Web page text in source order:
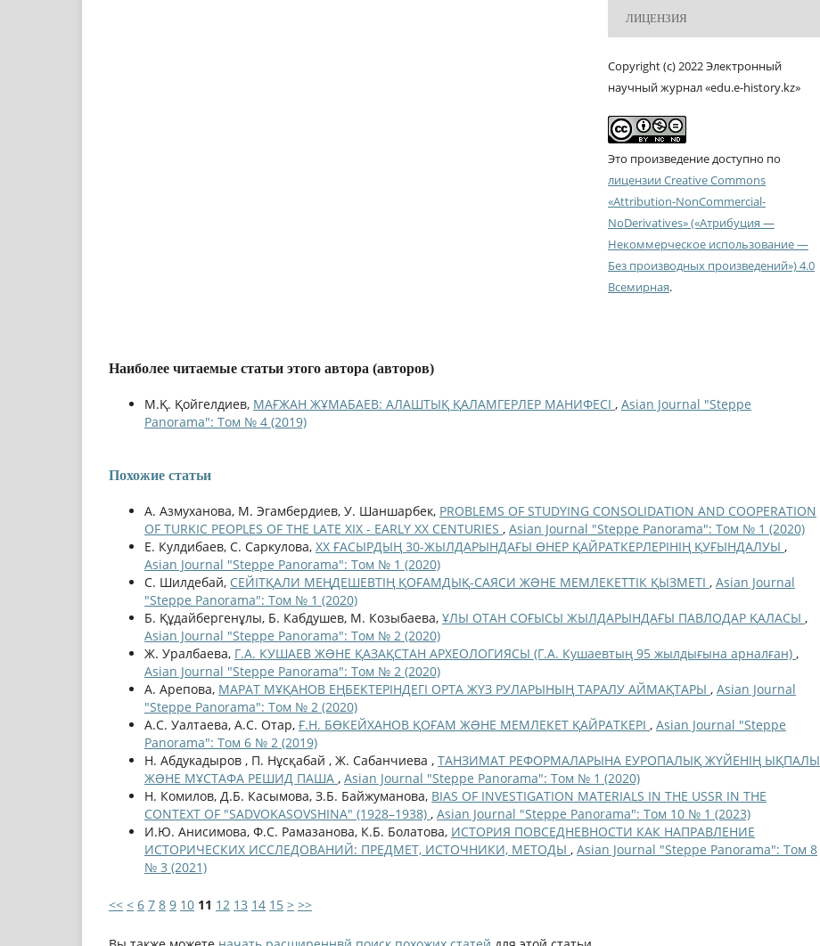
ЛИЦЕНЗИЯ
Copyright (c) 2022 Электронный
научный журнал «edu.e-history.kz»
Это произведение доступно по
лицензии Creative Commons
«Attribution-NonCommercial-
NoDerivatives» («Атрибуция —
Некоммерческое использование —
Без производных произведений») 4.0
Всемирная.
Наиболее читаемые статьи этого автора (авторов)
М.Қ. Қойгелдиев, МАҒЖАН ЖҰМАБАЕВ: АЛАШТЫҚ ҚАЛАМГЕРЛЕР МАНИФЕСІ , Asian Journal "Steppe
Panorama": Том № 4 (2019)
Похожие статьи
А. Азмуханова, М. Эгамбердиев, У. Шаншарбек, PROBLEMS OF STUDYING CONSOLIDATION AND COOPERATION
OF TURKIC PEOPLES OF THE LATE XIX - EARLY XX CENTURIES , Asian Journal "Steppe Panorama": Том № 1 (2020)
Е. Кулдибаев, С. Саркулова, ХХ ҒАСЫРДЫҢ 30-ЖЫЛДАРЫНДАҒЫ ӨНЕР ҚАЙРАТКЕРЛЕРІНІҢ ҚУҒЫНДАЛУЫ ,
Asian Journal "Steppe Panorama": Том № 1 (2020)
С. Шилдебай, СЕЙІТҚАЛИ МЕҢДЕШЕВТІҢ ҚОҒАМДЫҚ-САЯСИ ЖƏНЕ МЕМЛЕКЕТТІК ҚЫЗМЕТІ , Asian Journal
"Steppe Panorama": Том № 1 (2020)
Б. Құдайбергенұлы, Б. Кабдушев, М. Козыбаева, ҰЛЫ ОТАН СОҒЫСЫ ЖЫЛДАРЫНДАҒЫ ПАВЛОДАР ҚАЛАСЫ ,
Asian Journal "Steppe Panorama": Том № 2 (2020)
Ж. Уралбаева, Г.А. КУШАЕВ ЖƏНЕ ҚАЗАҚСТАН АРХЕОЛОГИЯСЫ (Г.А. Кушаевтың 95 жылдығына арналған) ,
Asian Journal "Steppe Panorama": Том № 2 (2020)
А. Арепова, МАРАТ МҰҚАНОВ ЕҢБЕКТЕРІНДЕГІ ОРТА ЖҮЗ РУЛАРЫНЫҢ ТАРАЛУ АЙМАҚТАРЫ , Asian Journal
"Steppe Panorama": Том № 2 (2020)
А.С. Уалтаева, А.С. Отар, Ғ.Н. БӨКЕЙХАНОВ ҚОҒАМ ЖƏНЕ МЕМЛЕКЕТ ҚАЙРАТКЕРІ , Asian Journal "Steppe
Panorama": Том 6 № 2 (2019)
Н. Абдукадыров , П. Нұсқабай , Ж. Сабанчиева , ТАНЗИМАТ РЕФОРМАЛАРЫНА ЕУРОПАЛЫҚ ЖҮЙЕНІҢ ЫҚПАЛЫ
ЖƏНЕ МҰСТАФА РЕШИД ПАША , Asian Journal "Steppe Panorama": Том № 1 (2020)
Н. Комилов, Д.Б. Касымова, З.Б. Байжуманова, BIAS OF INVESTIGATION MATERIALS IN THE USSR IN THE
CONTEXT OF "SADVOKASOVSHINA" (1928–1938) , Asian Journal "Steppe Panorama": Том 10 № 1 (2023)
И.Ю. Анисимова, Ф.С. Рамазанова, К.Б. Болатова, ИСТОРИЯ ПОВСЕДНЕВНОСТИ КАК НАПРАВЛЕНИЕ
ИСТОРИЧЕСКИХ ИССЛЕДОВАНИЙ: ПРЕДМЕТ, ИСТОЧНИКИ, МЕТОДЫ , Asian Journal "Steppe Panorama": Том 8
№ 3 (2021)
<< < 6 7 8 9 10 11 12 13 14 15 > >>